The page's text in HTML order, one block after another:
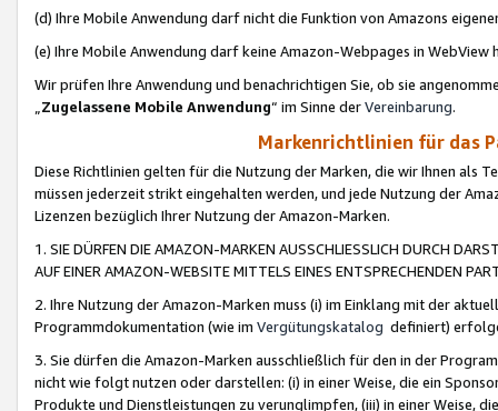
(d) Ihre Mobile Anwendung darf nicht die Funktion von Amazons
(e) Ihre Mobile Anwendung darf keine Amazon-Webpages in WebView
Wir prüfen Ihre Anwendung und benachrichtigen Sie, ob sie
„Zugelassene Mobile Anwendung“ im Sinne derVereinbarung.
Markenrichtlinien für das
Diese Richtlinien gelten für die Nutzung der Marken, die wir Ihnen als
müssen jederzeit strikt eingehalten werden, und jede Nutzung der
Lizenzen bezüglich Ihrer Nutzung der Amazon-Marken.
1. SIE DÜRFEN DIE AMAZON-MARKEN AUSSCHLIESSLICH DURCH
AUF EINER AMAZON-WEBSITE MITTELS EINES ENTSPRECHENDEN
2. Ihre Nutzung der Amazon-Marken muss (i) im Einklang mit der
Programmdokumentation (wie im Vergütungskatalog definiert)
3. Sie dürfen die Amazon-Marken ausschließlich für den in der
nicht wie folgt nutzen oder darstellen: (i) in einer Weise, die ein
Produkte und Dienstleistungen zu verunglimpfen, (iii) in einer Weise,